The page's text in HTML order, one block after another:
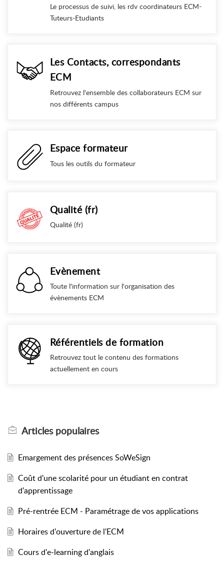
Le processus de suivi, les rdv coordinateurs ECM-
Tuteurs-Etudiants
Les Contacts, correspondants
ECM
Retrouvez l'ensemble des collaborateurs ECM sur
nos différents campus
Espace formateur
Tous les outils du formateur
Qualité (fr)
Qualité (fr)
Evènement
Toute l'information sur l'organisation des
évènements ECM
Référentiels de formation
Retrouvez tout le contenu des formations
actuellement en cours
Articlespopulaires
Emargement des présences SoWeSign
Coût d'une scolarité pour un étudiant en contrat
d'apprentissage
Pré-rentrée ECM - Paramétrage de vos applications
Horaires d'ouverture de l'ECM
Cours d'e-learning d'anglais